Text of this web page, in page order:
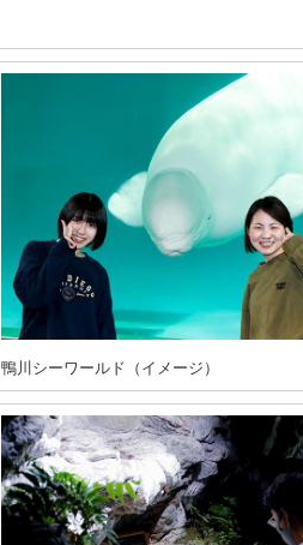
鴨川シーワールド（イメージ）